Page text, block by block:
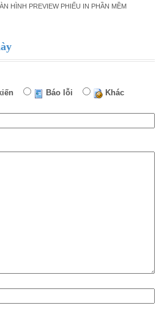
HÌNH PREVIEW PHIẾU IN PHẦN MỀM
Báo lỗi
Khác